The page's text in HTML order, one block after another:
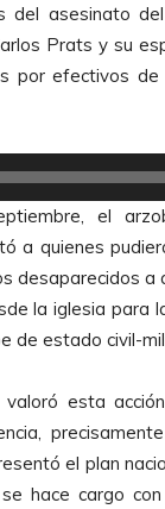
del asesinato
Prats y su
por efectivos
el
a quienes
desaparecidos a
la iglesia para
de estado civil-
valoró esta
el plan
hace cargo